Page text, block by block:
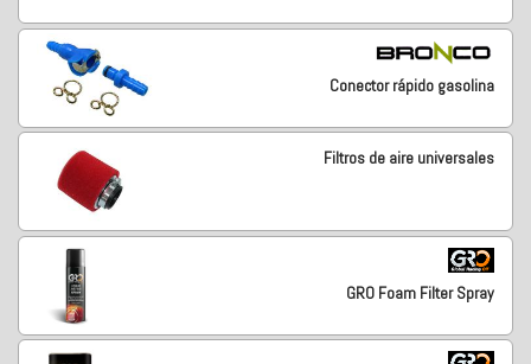
Conector rápido gasolina
Filtros de aire universales
GRO Foam Filter Spray